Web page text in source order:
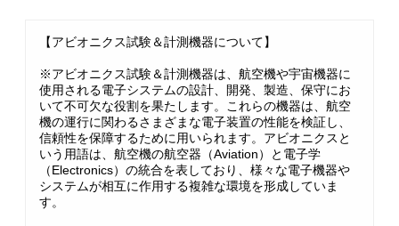
【アビオニクス試験＆計測機器について】
※アビオニクス試験＆計測機器は、航空機や宇宙機器に
使用される電子システムの設計、開発、製造、保守にお
いて不可欠な役割を果たします。これらの機器は、航空
機の運行に関わるさまざまな電子装置の性能を検証し、
信頼性を保障するために用いられます。アビオニクスと
いう用語は、航空機の航空器（Aviation）と電子学
（Electronics）の統合を表しており、様々な電子機器や
システムが相互に作用する複雑な環境を形成していま
す。